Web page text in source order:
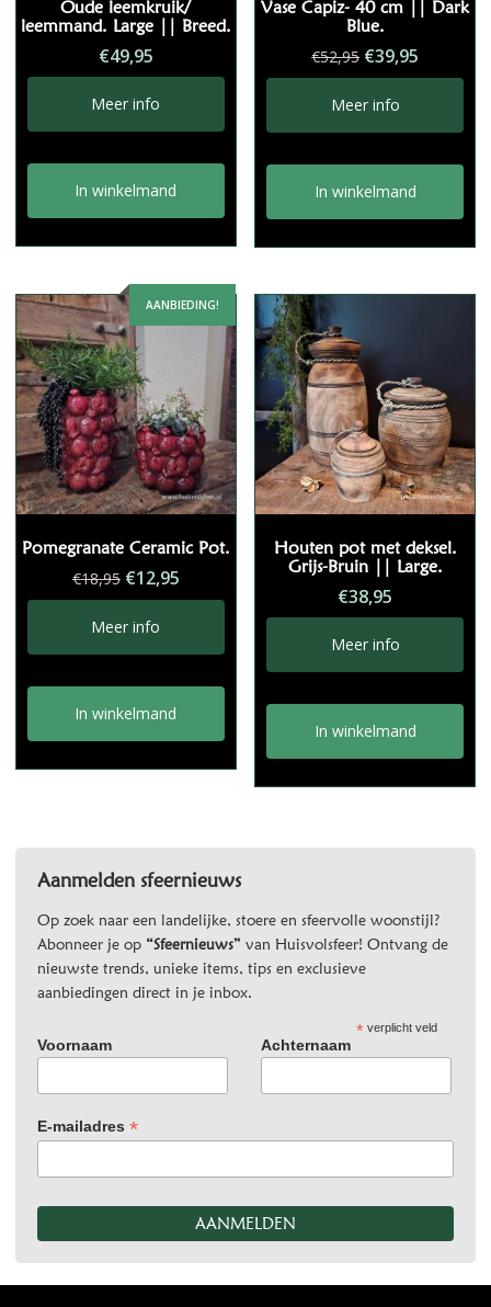
Oude leemkruik/
leemmand. Large || Breed.
€49,95
Meer info
In winkelmand
Vase Capiz- 40 cm || Dark
Blue.
€52,95
prijs
was:
€52,95.
€39,95
prijs
€39,95.
Meer info
In winkelmand
AANBIEDING!
Pomegranate Ceramic Pot.
€18,95 Oorspronkelijke
prijs
was:
€18,95.
€12,95Huidige
prijs
€12,95.
Meer info
In winkelmand
Houten pot met deksel.
Grijs-Bruin || Large.
€38,95
Meer info
In winkelmand
Aanmelden sfeernieuws
Op zoek naar een landelijke, stoere en sfeervolle woonstijl?
Abonneer je op “Sfeernieuws” van Huisvolsfeer! Ontvang de
nieuwste trends, unieke items, tips en exclusieve
aanbiedingen direct in je inbox.
*verplicht veld
Voornaam Achternaam
E-mailadres *